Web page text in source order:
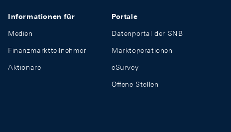
Informationen für
Medien
Finanzmarktteilnehmer
Aktionäre
Portale
Datenportal der SNB
Marktoperationen
eSurvey
Offene Stellen